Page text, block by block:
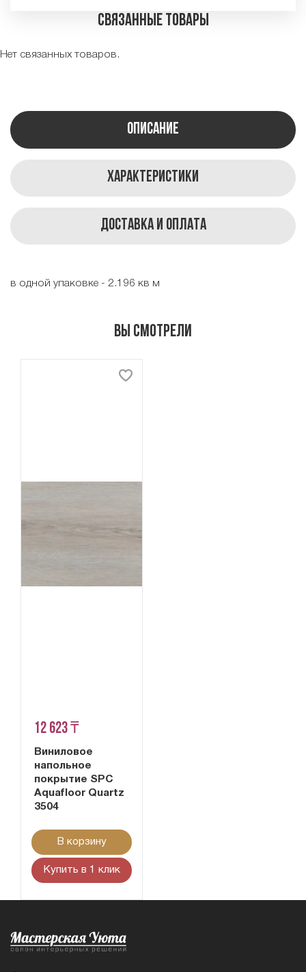
Связанные товары
Нет связанных товаров.
Описание
Характеристики
Доставка и оплата
в одной упаковке - 2.196 кв м
Вы смотрели
12 623 ₸
Виниловое
напольное
покрытие SPC
Aquafloor Quartz
3504
В корзину
Купить в 1 клик